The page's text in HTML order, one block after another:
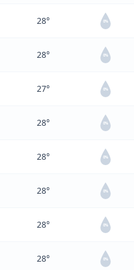
28° 0%
28° 0%
27° 0%
28° 0%
28° 0%
28° 0%
28° 0%
28° 0%